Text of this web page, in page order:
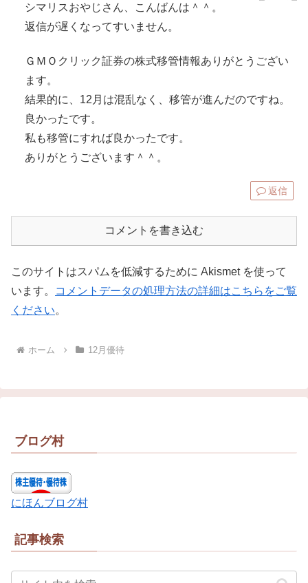
シマリスおやじさん、こんばんは＾＾。
返信が遅くなってすいません。
ＧＭＯクリック証券の株式移管情報ありがとうござい
ます。
結果的に、12月は混乱なく、移管が進んだのですね。
良かったです。
私も移管にすれば良かったです。
ありがとうございます＾＾。
返信
コメントを書き込む
このサイトはスパムを低減するために Akismet を使って
います。
コメントデータの処理方法の詳細はこちらをご覧
ください。
ホーム 12月優待
ブログ村
にほんブログ村
記事検索